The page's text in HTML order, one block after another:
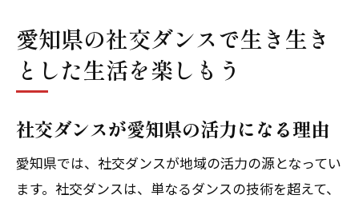
愛知県の社交ダンスで生き生き
とした生活を楽しもう
社交ダンスが愛知県の活力になる理由
愛知県では、社交ダンスが地域の活力の源となってい
ます。社交ダンスは、単なるダンスの技術を超えて、